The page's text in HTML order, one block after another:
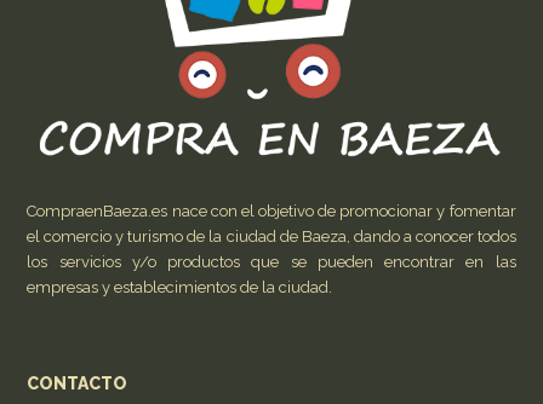
CompraenBaeza.es nace con el objetivo de promocionar y fomentar
el comercio y turismo de la ciudad de Baeza, dando a conocer todos
los servicios y/o productos que se pueden encontrar en las
empresas y establecimientos de la ciudad.
CONTACTO